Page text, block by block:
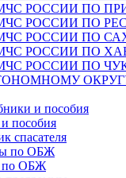
РОССИИ ПО
РОССИИ ПО
РОССИИ ПО
РОССИИ ПО
РОССИИ ПО
и пособия
пособия
спасателя
по ОБЖ
по ОБЖ